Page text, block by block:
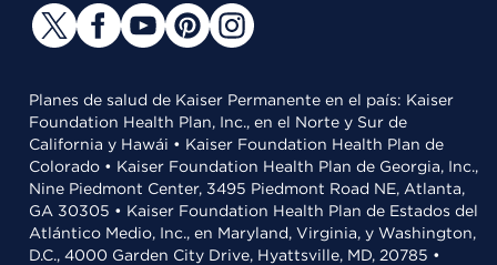
Planes de salud de Kaiser Permanente en el país: Kaiser
Foundation Health Plan, Inc., en el Norte y Sur de
California y Hawái • Kaiser Foundation Health Plan de
Colorado • Kaiser Foundation Health Plan de Georgia, Inc.,
Nine Piedmont Center, 3495 Piedmont Road NE, Atlanta,
GA 30305 • Kaiser Foundation Health Plan de Estados del
Atlántico Medio, Inc., en Maryland, Virginia, y Washington,
D.C., 4000 Garden City Drive, Hyattsville, MD, 20785 •